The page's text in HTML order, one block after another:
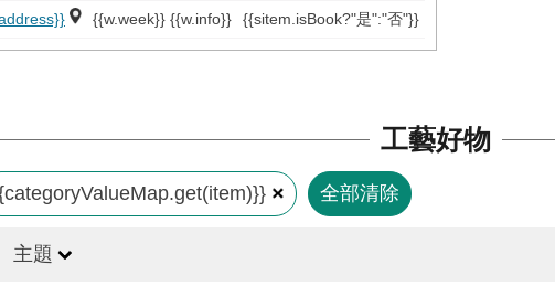
{{w.week}} {{w.info}} {{sitem.isBook?"是":"否"}}
工藝好物
全部清除
主題